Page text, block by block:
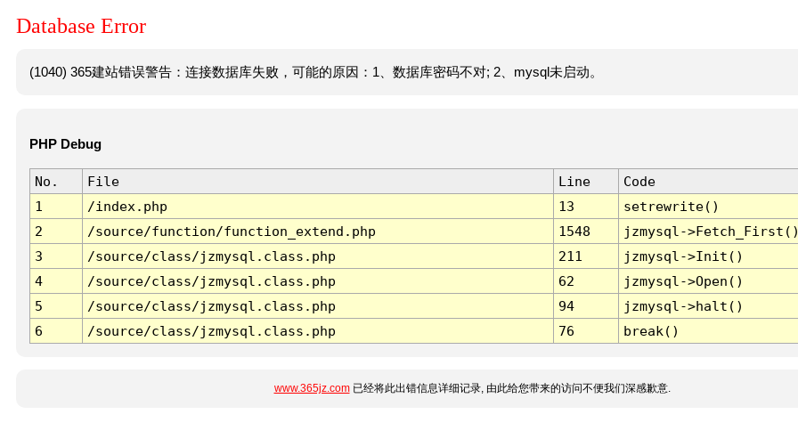
Database Error
(1040) 365建站错误警告：连接数据库失败，可能的原因：1、数据库密码不对; 2、mysql未启动。
PHP Debug
No. File Line
Code
1
/index.php 13
setrewrite()
2
/source/function/function_extend.php 1548
jzmysql-
3
/source/class/jzmysql.class.php 211
jzmysql->Init()
4
/source/class/jzmysql.class.php 62
jzmysql->Open()
5
/source/class/jzmysql.class.php 94
jzmysql->halt()
6
/source/class/jzmysql.class.php 76 break()
www.365jz.com已经将此出错信息详细记录, 由此给您带来的访问不便我们深感歉意.